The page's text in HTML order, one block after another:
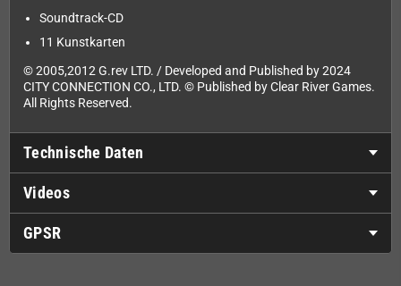
Soundtrack-CD
11 Kunstkarten
© 2005,2012 G.rev LTD. / Developed and Published by 2024
CITY CONNECTION CO., LTD. © Published by Clear River Games.
All Rights Reserved.
Technische Daten
Videos
GPSR